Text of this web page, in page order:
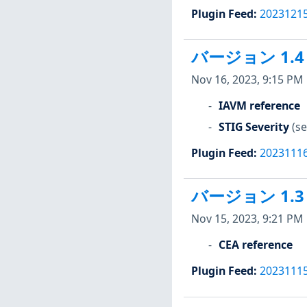
Plugin Feed:
バージョン 1.4
Nov 16, 2023, 9:15 PM
IAVM reference
STIG Severity
Plugin Feed:
バージョン 1.3
Nov 15, 2023, 9:21 PM
CEA reference
Plugin Feed: